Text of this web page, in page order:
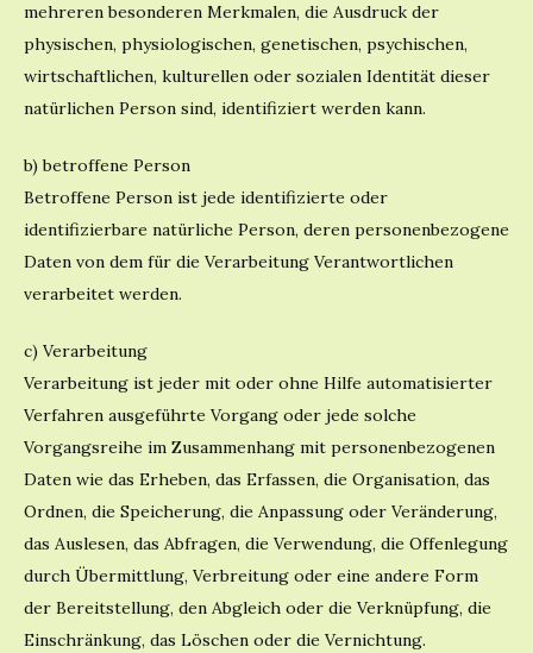
mehreren besonderen Merkmalen, die Ausdruck der
physischen, physiologischen, genetischen, psychischen,
wirtschaftlichen, kulturellen oder sozialen Identität dieser
natürlichen Person sind, identifiziert werden kann.
b) betroffene Person
Betroffene Person ist jede identifizierte oder
identifizierbare natürliche Person, deren personenbezogene
Daten von dem für die Verarbeitung Verantwortlichen
verarbeitet werden.
c) Verarbeitung
Verarbeitung ist jeder mit oder ohne Hilfe automatisierter
Verfahren ausgeführte Vorgang oder jede solche
Vorgangsreihe im Zusammenhang mit personenbezogenen
Daten wie das Erheben, das Erfassen, die Organisation, das
Ordnen, die Speicherung, die Anpassung oder Veränderung,
das Auslesen, das Abfragen, die Verwendung, die Offenlegung
durch Übermittlung, Verbreitung oder eine andere Form
der Bereitstellung, den Abgleich oder die Verknüpfung, die
Einschränkung, das Löschen oder die Vernichtung.